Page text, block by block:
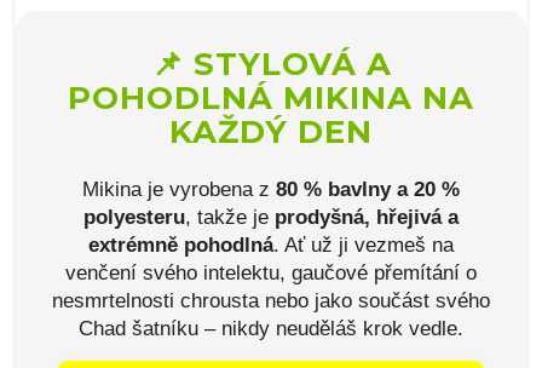
📌 STYLOVÁ A
POHODLNÁ MIKINA NA
KAŽDÝ DEN
Mikina je vyrobena z 80 % bavlny a 20 %
polyesteru, takže je prodyšná, hřejivá a
extrémně pohodlná. Ať už ji vezmeš na
venčení svého intelektu, gaučové přemítání o
nesmrtelnosti chrousta nebo jako součást svého
Chad šatníku – nikdy neuděláš krok vedle.